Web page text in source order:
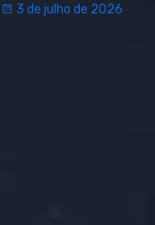
3 de julho de 2026